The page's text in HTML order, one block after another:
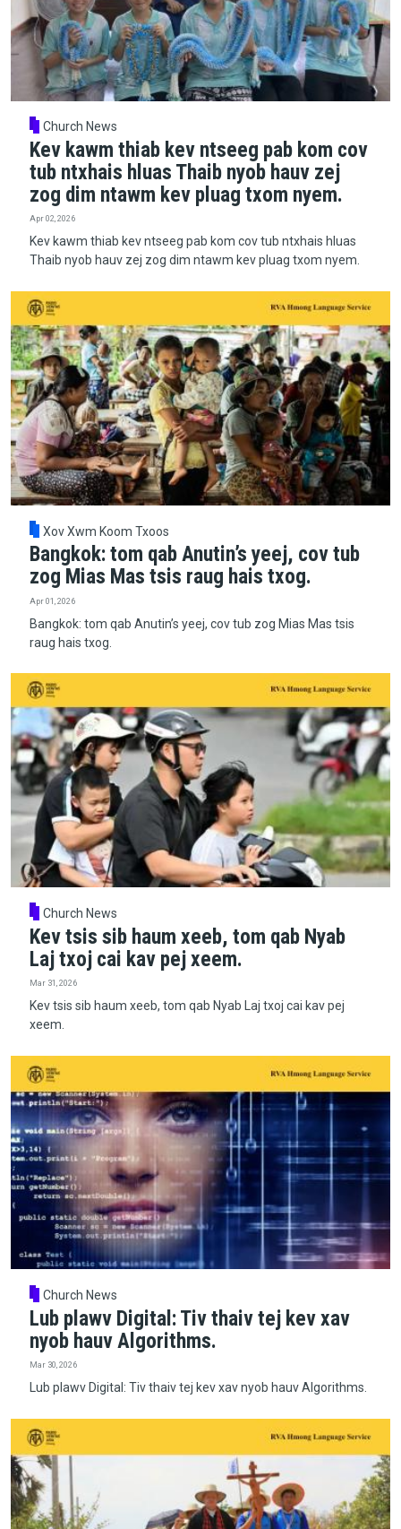
Church News
Kev kawm thiab kev ntseeg pab kom cov
tub ntxhais hluas Thaib nyob hauv zej
zog dim ntawm kev pluag txom nyem.
Apr 02, 2026
Kev kawm thiab kev ntseeg pab kom cov tub ntxhais hluas
Thaib nyob hauv zej zog dim ntawm kev pluag txom nyem.
Xov Xwm Koom Txoos
Bangkok: tom qab Anutin’s yeej, cov tub
zog Mias Mas tsis raug hais txog.
Apr 01, 2026
Bangkok: tom qab Anutin’s yeej, cov tub zog Mias Mas tsis
raug hais txog.
Church News
Kev tsis sib haum xeeb, tom qab Nyab
Laj txoj cai kav pej xeem.
Mar 31, 2026
Kev tsis sib haum xeeb, tom qab Nyab Laj txoj cai kav pej
xeem.
Church News
Lub plawv Digital: Tiv thaiv tej kev xav
nyob hauv Algorithms.
Mar 30, 2026
Lub plawv Digital: Tiv thaiv tej kev xav nyob hauv Algorithms.